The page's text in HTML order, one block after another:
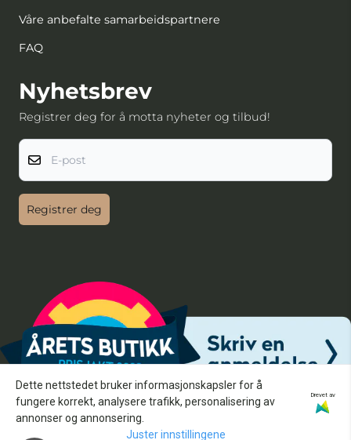
Våre anbefalte samarbeidspartnere
FAQ
Nyhetsbrev
Registrer deg for å motta nyheter og tilbud!
E-post
Registrer deg
Dette nettstedet bruker informasjonskapsler for å
fungere korrekt, analysere trafikk, personalisering av
annonser og annonsering.
Drevet av
Juster innstillingene